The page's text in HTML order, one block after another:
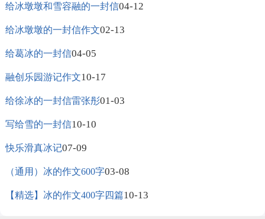
给冰墩墩和雪容融的一封信04-12
给冰墩墩的一封信作文02-13
给葛冰的一封信04-05
融创乐园游记作文10-17
给徐冰的一封信雷张彤01-03
写给雪的一封信10-10
快乐滑真冰记07-09
（通用）冰的作文600字03-08
【精选】冰的作文400字四篇10-13